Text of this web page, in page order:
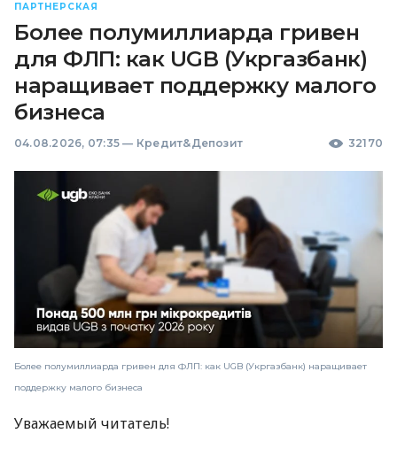
ПАРТНЕРСКАЯ
Более полумиллиарда гривен
для ФЛП: как UGB (Укргазбанк)
наращивает поддержку малого
бизнеса
04.08.2026, 07:35 — Кредит&Депозит 32170
Более полумиллиарда гривен для ФЛП: как UGB (Укргазбанк) наращивает
поддержку малого бизнеса
Уважаемый читатель!